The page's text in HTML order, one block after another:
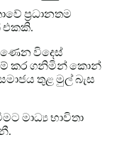
ප්‍රධානතම
එකකි.
විදෙස්
කර ගනිමින් කොන්
තුළ මුල් බැස
මාධ්‍ය භාවිතා